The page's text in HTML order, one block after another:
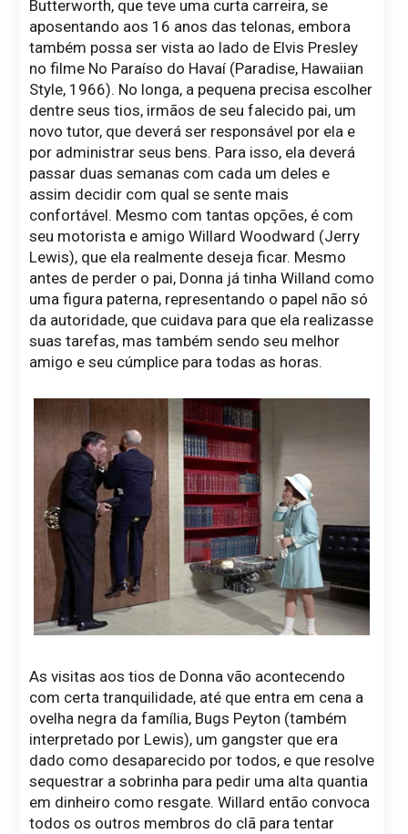
Butterworth, que teve uma curta carreira, se
aposentando aos 16 anos das telonas, embora
também possa ser vista ao lado de Elvis Presley
no filme No Paraíso do Havaí (Paradise, Hawaiian
Style, 1966). No longa, a pequena precisa escolher
dentre seus tios, irmãos de seu falecido pai, um
novo tutor, que deverá ser responsável por ela e
por administrar seus bens. Para isso, ela deverá
passar duas semanas com cada um deles e
assim decidir com qual se sente mais
confortável. Mesmo com tantas opções, é com
seu motorista e amigo Willard Woodward (Jerry
Lewis), que ela realmente deseja ficar. Mesmo
antes de perder o pai, Donna já tinha Willand como
uma figura paterna, representando o papel não só
da autoridade, que cuidava para que ela realizasse
suas tarefas, mas também sendo seu melhor
amigo e seu cúmplice para todas as horas.
As visitas aos tios de Donna vão acontecendo
com certa tranquilidade, até que entra em cena a
ovelha negra da família, Bugs Peyton (também
interpretado por Lewis), um gangster que era
dado como desaparecido por todos, e que resolve
sequestrar a sobrinha para pedir uma alta quantia
em dinheiro como resgate. Willard então convoca
todos os outros membros do clã para tentar